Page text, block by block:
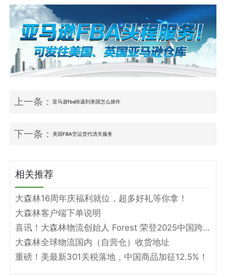
上一条：亚马逊fba快递到美国怎么操作
下一条：美国FBA空运货代清关服务
相关推荐
大森林16周年庆福利就位，超多好礼等你拿！
大森林客户端下单说明
喜讯！大森林物流创始人 Forest 荣登2025中国跨境电商物流名人堂！
大森林全球物流国内（自营仓）收货地址
重磅！美最新301关税落地，中国商品加征12.5%！